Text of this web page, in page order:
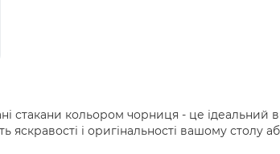
стакани кольором чорниця - це ідеальний
яскравості і оригінальності вашому столу